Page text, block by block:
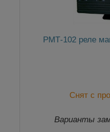
РМТ-102 реле
Снят с
Варианты